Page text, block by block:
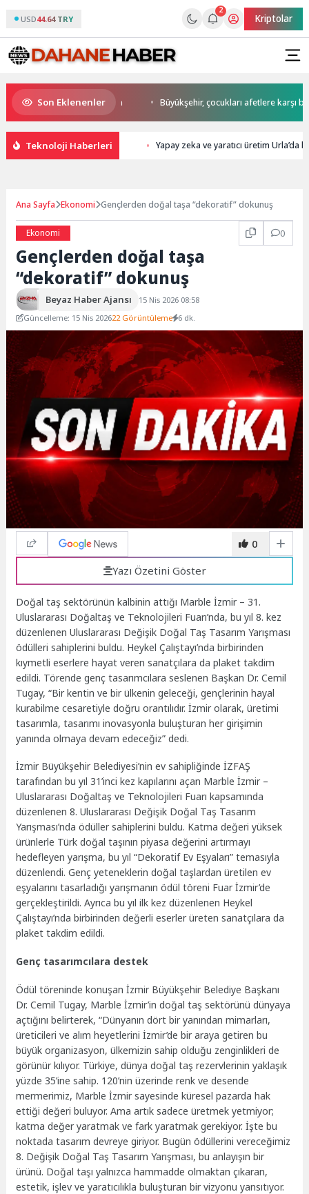
USD44.64 TRY
2
Kriptolar
Son Eklenenler
Başkan Büyükakın’dan Büyükşehir, çocukları afetlere karşı
Teknoloji Haberleri Yapay zeka ve yaratıcı üretim Urla’da
Ana Sayfa Ekonomi Gençlerden doğal taşa “dekoratif” dokunuş
Ekonomi 0
Gençlerden doğal taşa
“dekoratif” dokunuş
Beyaz Haber Ajansı
15 Nis 2026 08:58
Güncelleme: 15 Nis 202622 Görüntüleme 6 dk.
0
Yazı Özetini Göster
Doğal taş sektörünün kalbinin attığı Marble İzmir – 31.
Uluslararası Doğaltaş ve Teknolojileri Fuarı’nda, bu yıl 8. kez
düzenlenen Uluslararası Değişik Doğal Taş Tasarım Yarışması
ödülleri sahiplerini buldu. Heykel Çalıştayı’nda birbirinden
kıymetli eserlere hayat veren sanatçılara da plaket takdim
edildi. Törende genç tasarımcılara seslenen Başkan Dr. Cemil
Tugay, “Bir kentin ve bir ülkenin geleceği, gençlerinin hayal
kurabilme cesaretiyle doğru orantılıdır. İzmir olarak, üretimi
tasarımla, tasarımı inovasyonla buluşturan her girişimin
yanında olmaya devam edeceğiz” dedi.
İzmir Büyükşehir Belediyesi’nin ev sahipliğinde İZFAŞ
tarafından bu yıl 31’inci kez kapılarını açan Marble İzmir –
Uluslararası Doğaltaş ve Teknolojileri Fuarı kapsamında
düzenlenen 8. Uluslararası Değişik Doğal Taş Tasarım
Yarışması’nda ödüller sahiplerini buldu. Katma değeri yüksek
ürünlerle Türk doğal taşının piyasa değerini artırmayı
hedefleyen yarışma, bu yıl “Dekoratif Ev Eşyaları” temasıyla
düzenlendi. Genç yeteneklerin doğal taşlardan üretilen ev
eşyalarını tasarladığı yarışmanın ödül töreni Fuar İzmir’de
gerçekleştirildi. Ayrıca bu yıl ilk kez düzenlenen Heykel
Çalıştayı’nda birbirinden değerli eserler üreten sanatçılara da
plaket takdim edildi.
Genç tasarımcılara destek
Ödül töreninde konuşan İzmir Büyükşehir Belediye Başkanı
Dr. Cemil Tugay, Marble İzmir’in doğal taş sektörünü dünyaya
açtığını belirterek, “Dünyanın dört bir yanından mimarları,
üreticileri ve alım heyetlerini İzmir’de bir araya getiren bu
büyük organizasyon, ülkemizin sahip olduğu zenginlikleri de
görünür kılıyor. Türkiye, dünya doğal taş rezervlerinin yaklaşık
yüzde 35’ine sahip. 120’nin üzerinde renk ve desende
mermerimiz, Marble İzmir sayesinde küresel pazarda hak
ettiği değeri buluyor. Ama artık sadece üretmek yetmiyor;
katma değer yaratmak ve fark yaratmak gerekiyor. İşte bu
noktada tasarım devreye giriyor. Bugün ödüllerini vereceğimiz
8. Değişik Doğal Taş Tasarım Yarışması, bu anlayışın bir
ürünü. Doğal taşı yalnızca hammadde olmaktan çıkaran,
estetik, işlev ve yaratıcılıkla buluşturan bir vizyonu yansıtıyor.